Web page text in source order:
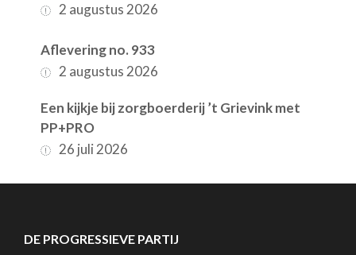
2 augustus 2026
Aflevering no. 933
2 augustus 2026
Een kijkje bij zorgboerderij ’t Grievink met
PP+PRO
26 juli 2026
DE PROGRESSIEVE PARTIJ